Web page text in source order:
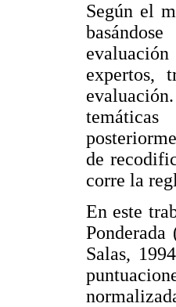
Según el
expertos,
de
corre la
En este
Salas,